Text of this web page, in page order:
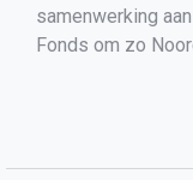
samenwerking
Fonds om zo
ondersteunen.
lancering van